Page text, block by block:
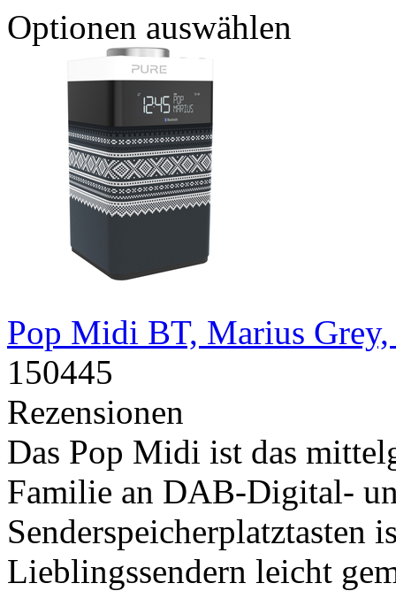
Optionen auswählen
Pop Midi BT, Marius
150445
Rezensionen
Das Pop Midi ist das
Familie an DAB-Digital-
Senderspeicherplatztasten
Lieblingssendern leicht